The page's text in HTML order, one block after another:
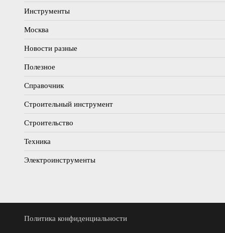
Инструменты
Москва
Новости разные
Полезное
Справочник
Строительный инструмент
Строительство
Техника
Электроинструменты
Политика конфиденциальности